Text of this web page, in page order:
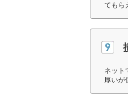
てもら
ネット
厚いが